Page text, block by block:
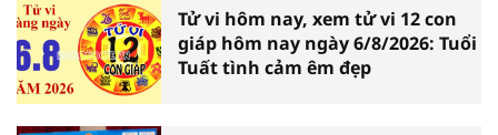
Tử vi hôm nay, xem tử vi 12 con
giáp hôm nay ngày 6/8/2026: Tuổi
Tuất tình cảm êm đẹp